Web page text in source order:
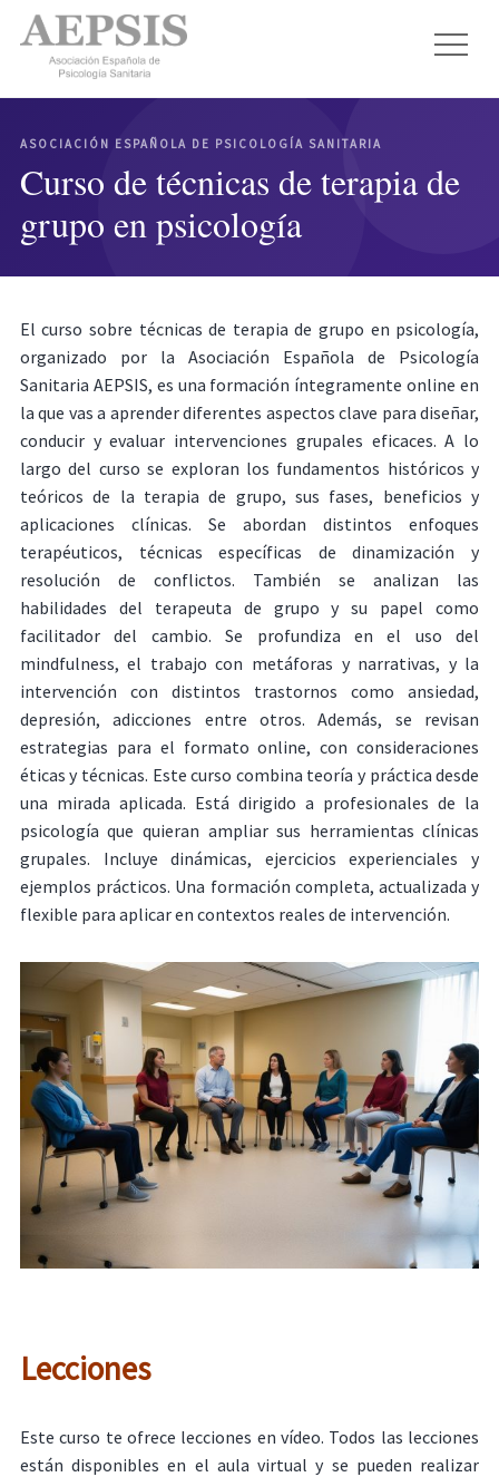
ASOCIACIÓN ESPAÑOLA DE PSICOLOGÍA SANITARIA
Curso de técnicas de terapia de
grupo en psicología
El curso sobre técnicas de terapia de grupo en psicología,
organizado por la Asociación Española de Psicología
Sanitaria AEPSIS, es una formación íntegramente online en
la que vas a aprender diferentes aspectos clave para diseñar,
conducir y evaluar intervenciones grupales eficaces. A lo
largo del curso se exploran los fundamentos históricos y
teóricos de la terapia de grupo, sus fases, beneficios y
aplicaciones clínicas. Se abordan distintos enfoques
terapéuticos, técnicas específicas de dinamización y
resolución de conflictos. También se analizan las
habilidades del terapeuta de grupo y su papel como
facilitador del cambio. Se profundiza en el uso del
mindfulness, el trabajo con metáforas y narrativas, y la
intervención con distintos trastornos como ansiedad,
depresión, adicciones entre otros. Además, se revisan
estrategias para el formato online, con consideraciones
éticas y técnicas. Este curso combina teoría y práctica desde
una mirada aplicada. Está dirigido a profesionales de la
psicología que quieran ampliar sus herramientas clínicas
grupales. Incluye dinámicas, ejercicios experienciales y
ejemplos prácticos. Una formación completa, actualizada y
flexible para aplicar en contextos reales de intervención.
Lecciones
Este curso te ofrece lecciones en vídeo. Todos las lecciones
están disponibles en el aula virtual y se pueden realizar